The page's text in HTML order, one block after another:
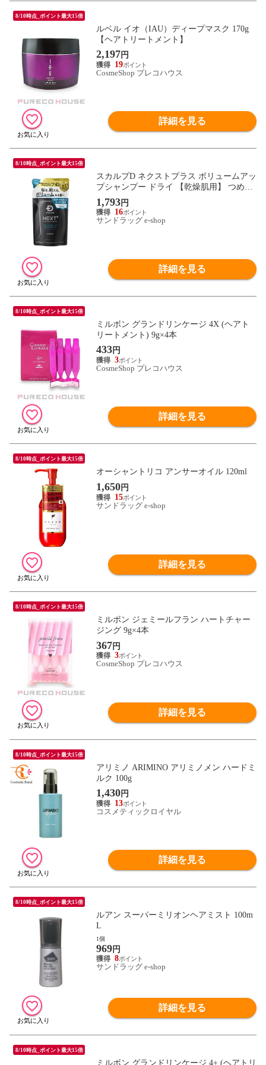
8/10時点_ポイント最大15倍
ルベル イオ（IAU）ディープマスク 170g
【ヘアトリートメント】
2,197 円
19
CosmeShop プレコハウス
詳細を見る
8/10時点_ポイント最大15倍
スカルプD ネクストプラス ボリュームアッ
プシャンプー ドライ 【乾燥肌用】 つめか
え用 300mL
1,793円
16
サンドラッグ e-shop
詳細を見る
8/10時点_ポイント最大15倍
ミルボン グランドリンケージ 4X (ヘアト
リートメント) 9g×4本
433円
3
CosmeShop プレコハウス
詳細を見る
8/10時点_ポイント最大15倍
オーシャントリコ アンサーオイル 120ml
1,650円
15
サンドラッグ e-shop
詳細を見る
8/10時点_ポイント最大15倍
ミルボン ジェミールフラン ハートチャー
ジング 9g×4本
367円
3
CosmeShop プレコハウス
詳細を見る
8/10時点_ポイント最大15倍
アリミノ ARIMINO アリミノメン ハードミ
ルク 100g
1,430円
13
コスメティックロイヤル
詳細を見る
8/10時点_ポイント最大15倍
ルアン スーパーミリオンヘアミスト 100m
L
1個
969円
8
サンドラッグ e-shop
詳細を見る
8/10時点_ポイント最大15倍
ミルボン グランドリンケージ 4+ (ヘアトリ